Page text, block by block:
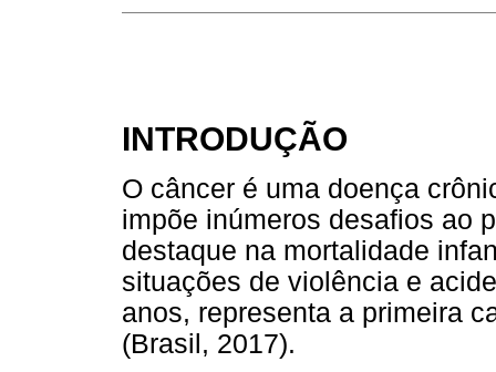
INTRODUÇÃO
O câncer é uma doença
impõe inúmeros desafios ao
destaque na mortalidade
situações de violência e
anos, representa a primeira
(Brasil, 2017).